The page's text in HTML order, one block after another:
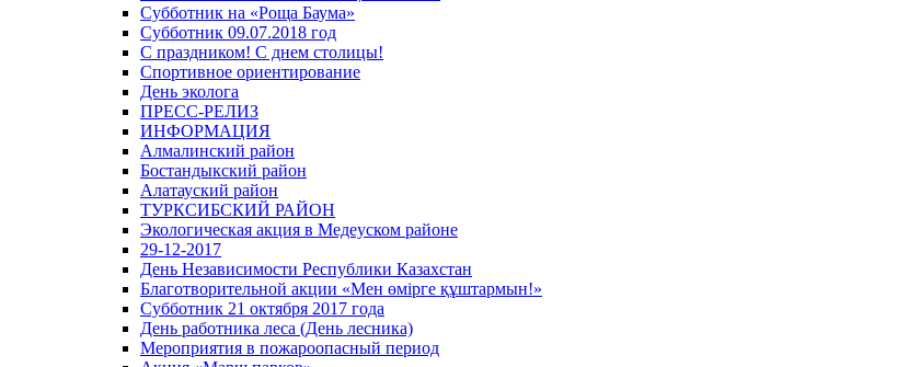
Субботник на «Роща Баума»
Субботник 09.07.2018 год
С праздником! С днем столицы!
Спортивное ориентирование
День эколога
ПРЕСС-РЕЛИЗ
ИНФОРМАЦИЯ
Алмалинский район
Бостандыкский район
Алатауский район
ТУРКСИБСКИЙ РАЙОН
Экологическая акция в Медеуском районе
29-12-2017
День Независимости Республики Казахстан
Благотворительной акции «Мен өмірге құштармын!»
Субботник 21 октября 2017 года
День работника леса (День лесника)
Мероприятия в пожароопасный период